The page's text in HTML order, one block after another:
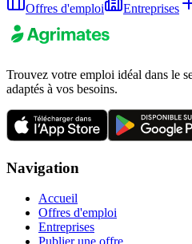
Offres d'emploi Entreprises
Trouvez votre emploi idéal dans le
adaptés à vos besoins.
Navigation
Accueil
Offres d'emploi
Entreprises